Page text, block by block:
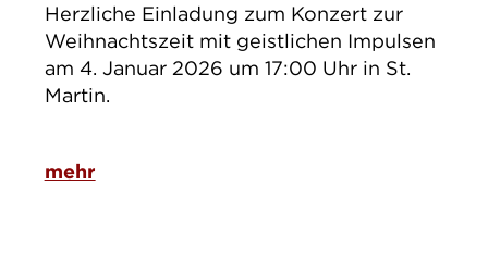
Herzliche Einladung zum Konzert zur
Weihnachtszeit mit geistlichen Impulsen
am 4. Januar 2026 um 17:00 Uhr in St.
Martin.
mehr